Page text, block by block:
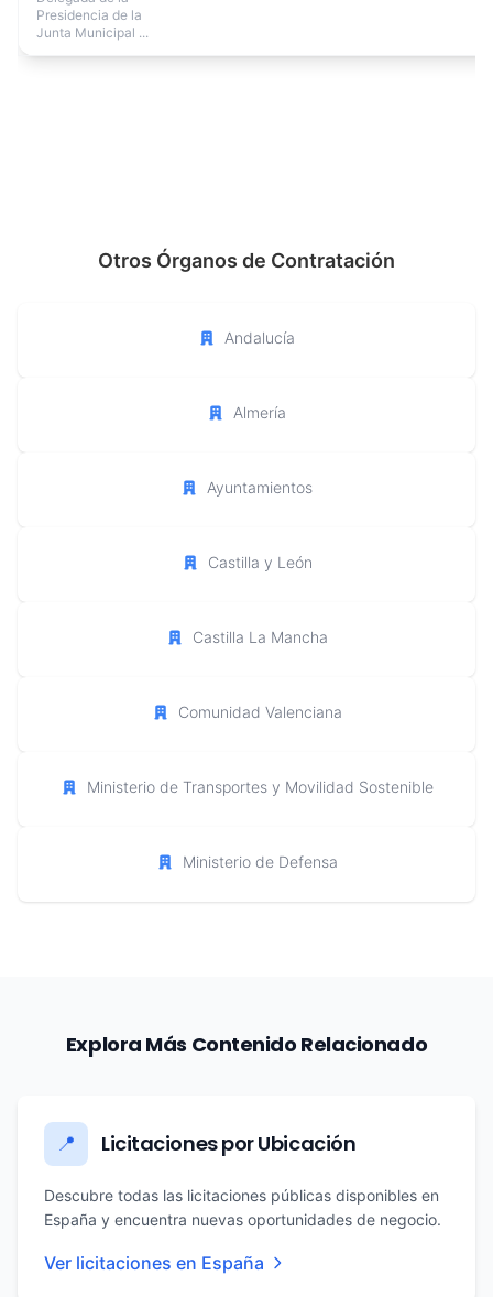
Presidencia de la
Junta Municipal ...
Otros Órganos de Contratación
Andalucía
Almería
Ayuntamientos
Castilla y León
Castilla La Mancha
Comunidad Valenciana
Ministerio de Transportes y Movilidad Sostenible
Ministerio de Defensa
Explora Más Contenido Relacionado
📍 Licitaciones por Ubicación
Descubre todas las licitaciones públicas disponibles en
España y encuentra nuevas oportunidades de negocio.
Ver licitaciones en España